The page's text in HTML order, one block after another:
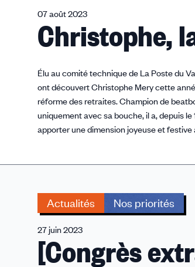
07 août 2023
Christophe,
Élu au comité technique de La Poste du
ont découvert Christophe Mery cette
réforme des retraites. Champion de
uniquement avec sa bouche, il a, depuis
apporter une dimension joyeuse et
Actualités Nos priorités
27 juin 2023
[Congrès